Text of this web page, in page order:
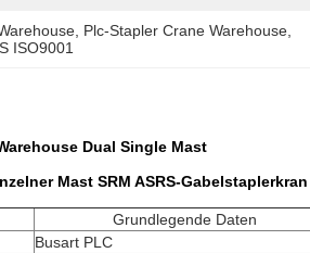
Plc-Stapler Crane Warehouse
ISO9001
Dual Single Mast
Mast SRM ASRS-Gabelstaplerkran
Grundlegende Daten
Busart PLC